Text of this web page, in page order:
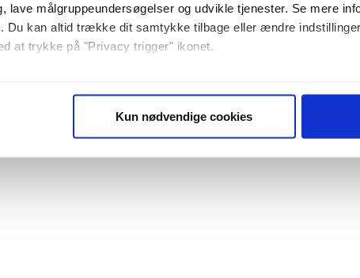
lave målgruppeundersøgelser og udvikle tjenester. Se mere
Du kan altid trække dit samtykke tilbage eller ændre
at trykke på "Privacy trigger" ikonet.
baseret på en scanning af dens unikke karakteristika
Kun nødvendige cookies